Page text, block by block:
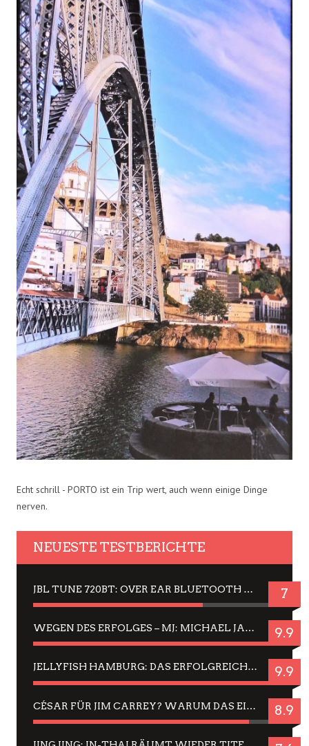
Echt schrill - PORTO ist ein Trip wert, auch wenn einige Dinge
nerven.
NEUESTE TESTBERICHTE
JBL TUNE 720BT: OVER EAR BLUETOOTH KOPFHÖRER UM DIE 50,-€ IM DAUER-TEST 7
WEGEN DES ERFOLGES – MJ: MICHAEL JACKSON MUSICAL IN EINER MATINEE SEHEN 9.9
JELLYFISH HAMBURG: DAS ERFOLGREICHE SOMMER-MENÜ 2025 IN GEFÜHLEN UND BILDERN 9.9
CÉSAR FÜR JIM CARREY? WARUM DAS EINER DER NERVIGSTEN ACTORS IST UND BLEIBT 8.9